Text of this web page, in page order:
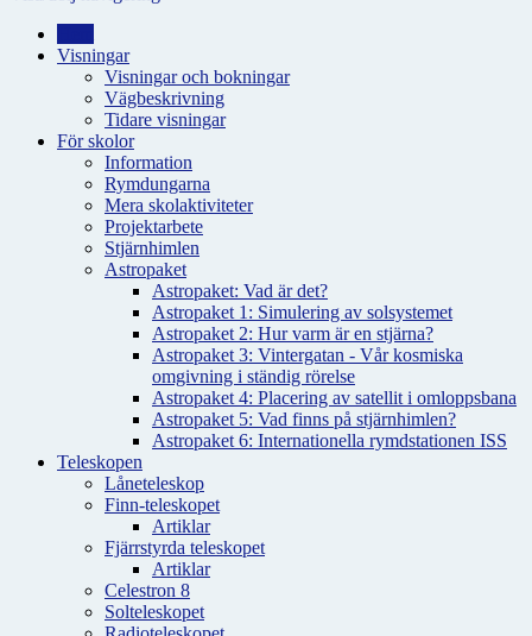
Visningar
Visningar och bokningar
Vägbeskrivning
Tidare visningar
För skolor
Information
Rymdungarna
Mera skolaktiviteter
Projektarbete
Stjärnhimlen
Astropaket
Astropaket: Vad är det?
Astropaket 1: Simulering av solsystemet
Astropaket 2: Hur varm är en stjärna?
Astropaket 3: Vintergatan - Vår kosmiska
omgivning i ständig rörelse
Astropaket 4: Placering av satellit i omloppsbana
Astropaket 5: Vad finns på stjärnhimlen?
Astropaket 6: Internationella rymdstationen ISS
Teleskopen
Låneteleskop
Finn-teleskopet
Artiklar
Fjärrstyrda teleskopet
Artiklar
Celestron 8
Solteleskopet